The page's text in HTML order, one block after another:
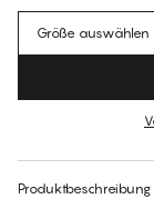
Für diesen
Größe auswählen
Produktbeschreibung